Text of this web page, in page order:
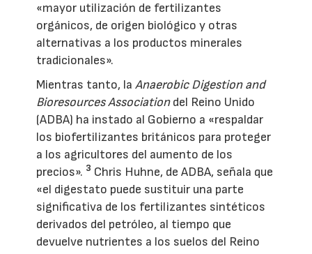
«mayor utilización de fertilizantes
orgánicos, de origen biológico y otras
alternativas a los productos minerales
tradicionales».
Mientras tanto, laAnaerobic Digestion and
Bioresources Associationdel Reino Unido
(ADBA) ha instado al Gobierno a «respaldar
los biofertilizantes británicos para proteger
a los agricultores del aumento de los
precios». 3 Chris Huhne, de ADBA, señala que
«el digestato puede sustituir una parte
significativa de los fertilizantes sintéticos
derivados del petróleo, al tiempo que
devuelve nutrientes a los suelos del Reino